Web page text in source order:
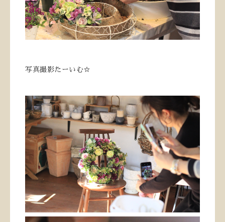
写真撮影たーいむ☆